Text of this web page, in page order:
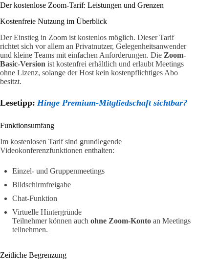
Der kostenlose Zoom-Tarif: Leistungen und Grenzen
Kostenfreie Nutzung im Überblick
Der Einstieg in Zoom ist kostenlos möglich. Dieser Tarif
richtet sich vor allem an Privatnutzer, Gelegenheitsanwender
und kleine Teams mit einfachen Anforderungen. Die Zoom-
Basic-Version ist kostenfrei erhältlich und erlaubt Meetings
ohne Lizenz, solange der Host kein kostenpflichtiges Abo
besitzt.
Lesetipp: Hinge Premium-Mitgliedschaft sichtbar?
Funktionsumfang
Im kostenlosen Tarif sind grundlegende
Videokonferenzfunktionen enthalten:
Einzel- und Gruppenmeetings
Bildschirmfreigabe
Chat-Funktion
Virtuelle Hintergründe
Teilnehmer können auch ohne Zoom-Konto an Meetings
teilnehmen.
Zeitliche Begrenzung